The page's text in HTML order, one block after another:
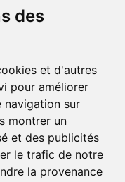
des
et d'autres
pour améliorer
navigation sur
montrer un
et des publicités
le trafic de notre
la provenance
totale »